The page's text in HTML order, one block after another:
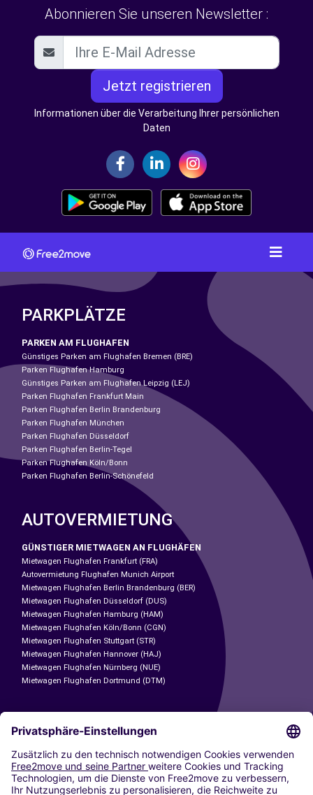
Abonnieren Sie unseren Newsletter :
Jetzt registrieren
Informationen über die Verarbeitung Ihrer persönlichen
Daten
PARKPLÄTZE
PARKEN AM FLUGHAFEN
Günstiges Parken am Flughafen Bremen (BRE)
Parken Flughafen Hamburg
Günstiges Parken am Flughafen Leipzig (LEJ)
Parken Flughafen Frankfurt Main
Parken Flughafen Berlin Brandenburg
Parken Flughafen München
Parken Flughafen Düsseldorf
Parken Flughafen Berlin-Tegel
Parken Flughafen Köln/Bonn
Parken Flughafen Berlin-Schönefeld
AUTOVERMIETUNG
GÜNSTIGER MIETWAGEN AN FLUGHÄFEN
Mietwagen Flughafen Frankfurt (FRA)
Autovermietung Flughafen Munich Airport
Mietwagen Flughafen Berlin Brandenburg (BER)
Mietwagen Flughafen Düsseldorf (DUS)
Mietwagen Flughafen Hamburg (HAM)
Mietwagen Flughafen Köln/Bonn (CGN)
Mietwagen Flughafen Stuttgart (STR)
Mietwagen Flughafen Hannover (HAJ)
Mietwagen Flughafen Nürnberg (NUE)
Mietwagen Flughafen Dortmund (DTM)
CARSHARING
UNSERE STÄDTE
Paris
Madrid
Washington DC